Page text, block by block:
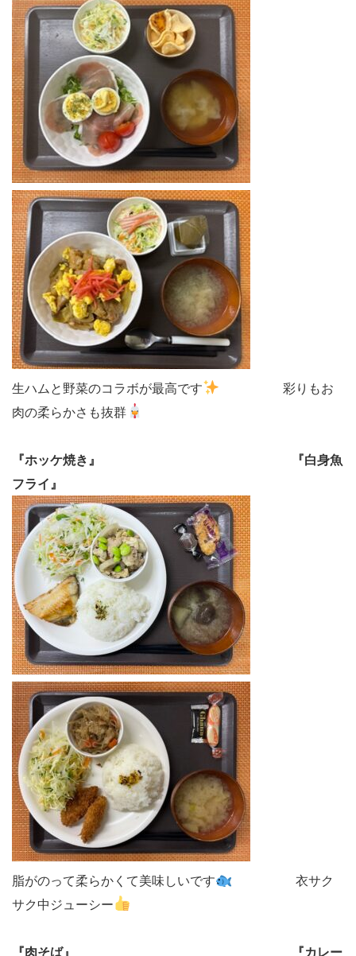
生ハムと野菜のコラボが最高です
彩りもお
肉の柔らかさも抜群
『ホッケ焼き』
『白身魚
フライ』
脂がのって柔らかくて美味しいです
衣サク
サク中ジューシー
『肉そば』 『カレー